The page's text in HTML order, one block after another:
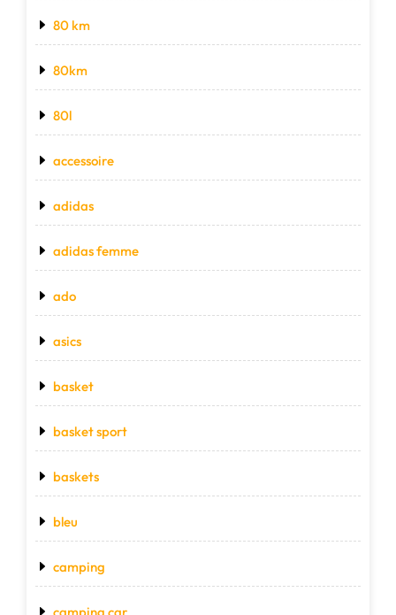
80 km
80km
80l
accessoire
adidas
adidas femme
ado
asics
basket
basket sport
baskets
bleu
camping